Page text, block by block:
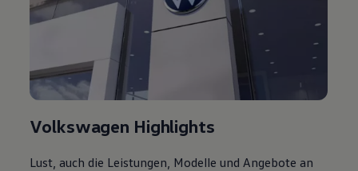
Volkswagen Highlights
Lust, auch die Leistungen, Modelle und Angebote an